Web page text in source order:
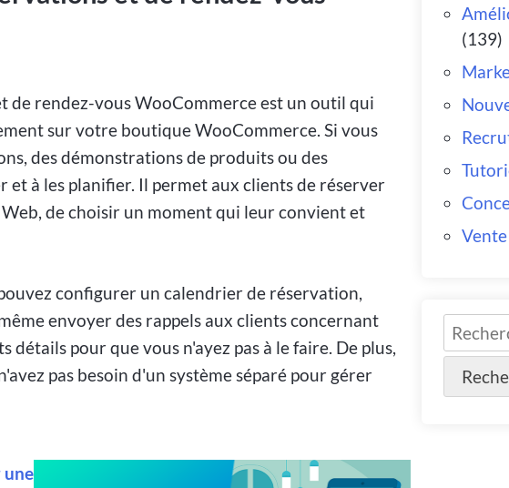
de rendez-vous WooCommerce est un outil qui
sur votre boutique WooCommerce. Si vous
des démonstrations de produits ou des
et à les planifier. Il permet aux clients de réserver
de choisir un moment qui leur convient et
configurer un calendrier de réservation,
envoyer des rappels aux clients concernant
détails pour que vous n'ayez pas à le faire. De plus,
pas besoin d'un système séparé pour gérer
une
(139)